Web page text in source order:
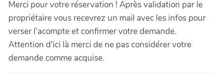
Merci pour votre réservation ! Après validation par le
propriétaire vous recevrez un mail avec les infos pour
verser l'acompte et confirmer votre demande.
Attention d'ici là merci de ne pas considérer votre
demande comme acquise.